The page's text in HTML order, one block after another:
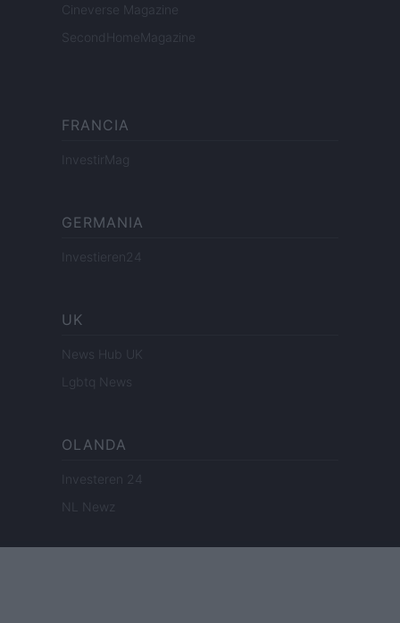
Cineverse Magazine
SecondHomeMagazine
FRANCIA
InvestirMag
GERMANIA
Investieren24
UK
News Hub UK
Lgbtq News
OLANDA
Investeren 24
NL Newz